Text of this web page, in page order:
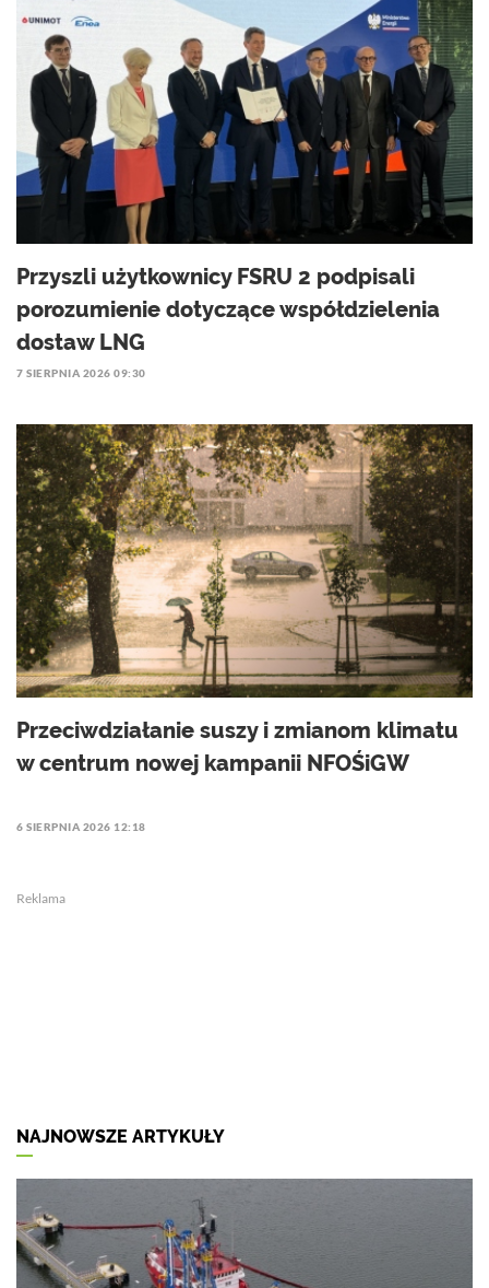
Przyszli użytkownicy FSRU 2 podpisali
porozumienie dotyczące współdzielenia
dostaw LNG
7 SIERPNIA 2026 09:30
Przeciwdziałanie suszy i zmianom klimatu
w centrum nowej kampanii NFOŚiGW
6 SIERPNIA 2026 12:18
Reklama
NAJNOWSZE ARTYKUŁY